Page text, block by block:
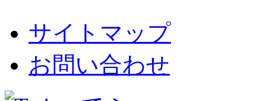
サイトマップ
お問い合わせ